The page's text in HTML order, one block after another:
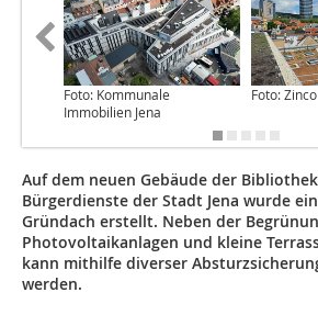
Foto: Kommunale
Immobilien Jena
Foto: Zinco
Auf dem neuen Gebäude der
Bürgerdienste der Stadt Jena wurde
Gründach erstellt. Neben der
Photovoltaikanlagen und kleine
kann mithilfe diverser
werden.